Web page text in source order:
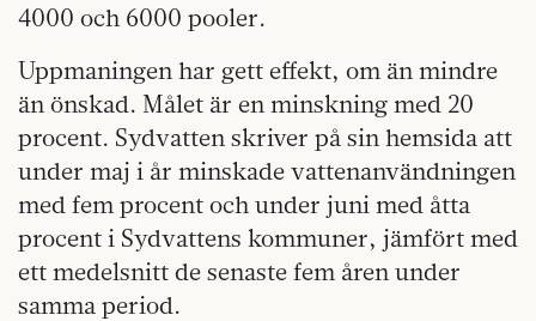
4000 och 6000 pooler.
Uppmaningen har gett effekt, om än mindre
än önskad. Målet är en minskning med 20
procent. Sydvatten skriver på sin hemsida att
under maj i år minskade vattenanvändningen
med fem procent och under juni med åtta
procent i Sydvattens kommuner, jämfört med
ett medelsnitt de senaste fem åren under
samma period.